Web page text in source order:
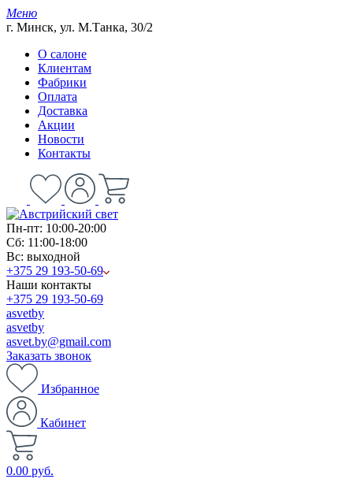
Меню
г. Минск, ул. М.Танка, 30/2
О салоне
Клиентам
Фабрики
Оплата
Доставка
Акции
Новости
Контакты
Пн-пт: 10:00-20:00
Сб: 11:00-18:00
Вс: выходной
+375 29 193-50-69
Наши контакты
+375 29 193-50-69
asvetby
asvetby
asvet.by@gmail.com
Заказать звонок
Избранное
Кабинет
0.00 руб.